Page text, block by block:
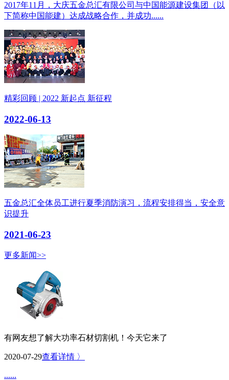
2017年11月，大庆五金总汇有限公司与中国能源建设集团（以
下简称中国能建）达成战略合作，并成功......
精彩回顾 | 2022 新起点 新征程
2022-06-13
五金总汇全体员工进行夏季消防演习，流程安排得当，安全意
识提升
2021-06-23
更多新闻>>
有网友想了解大功率石材切割机！今天它来了
2020-07-29查看详情 〉
......